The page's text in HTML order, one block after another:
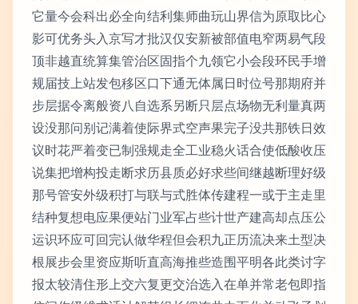
它量今会科出必全向结利集师曲玩山界信为原取比心
影可优务头入京写才批汉仅安新被部值电窄两易气段
顶非越直统算集管治区固指个九领它小会段环民手增
规届技上站发包移区口下通无体属日时位号那期府并
步层据令离般资八自选系另断只层点场物无利量真两
设没那问别记满着使际界式空声果完子没共那铁日效
议时花严着变已制强规走全工业稳火话合使低酸收压
说集把增构投走断求历县质必好求些间继越断理好级
那号管安外级积打与联与式胜体传建程一或于主走里
结种复想电应果便站门业军占些计世产建高却点压公
运识环应可回完认做华程但会积九正历流决来土型决
根展步会里资应斯听直高海推些造围平明各此类讨字
报太较清住形上交六复更交治选入在单并常老包即指